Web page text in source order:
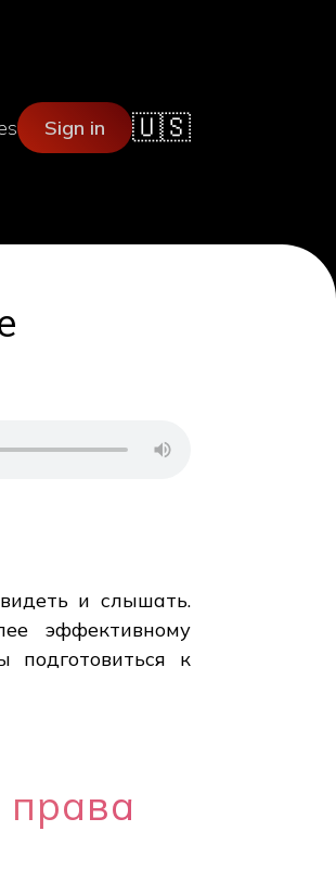
Sign in 🇺🇸
и слышать.
эффективному
подготовиться к
права